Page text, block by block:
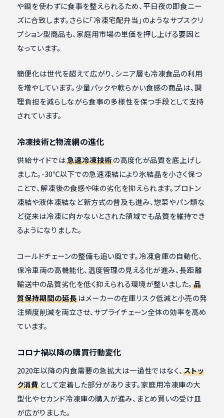
や鍋を使わずに食事を整えられるため、平日夜の即食ニー
ズに合致します。さらに「冷凍宅配弁当」のようなサブスクリ
プション型商品も、家庭用市場の単価を押し上げる要因と
なっています。
簡便化は世代を超えて広がり、シニア層も冷凍食品の利用
を増やしています。少量パックや軟らかい食感の商品は、調
理負担を減らしながら食事の多様性を保つ手段として支持
されています。
冷凍技術と物流網の進化
供給サイドでは急速冷凍技術の高度化が品質を底上げし
ました。-30℃以下での急速凍結により氷結晶を小さく保つ
ことで、解凍後の食感や味の劣化を抑えられます。プロトン
凍結や液体凍結など新方式の普及も進み、惣菜やパン類な
ど従来は冷凍に向かないとされた領域でも品質を維持でき
るようになりました。
コールドチェーンの整備も追い風です。冷凍倉庫の自動化、
保冷車両の高機能化、温度管理の見える化が進み、長距離
輸送中の品質劣化を低く抑えられる環境が整いました。 品
質保持期間の延長はメーカーの在庫リスク低減と小売の発
注頻度削減を両立させ、サプライチェーン全体の効率を高め
ています。
コロナ禍以降の購買行動変化
2020年以降の内食需要の急拡大は一過性ではなく、 ストッ
ク消費として定着した部分があります。家庭用冷凍庫の大
型化やセカンド冷凍庫の購入が進み、まとめ買いの受け皿
が広がりました。